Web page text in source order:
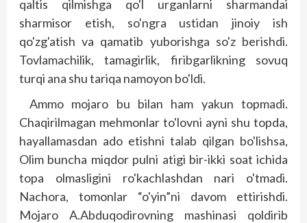
qaltis qilmishga qo'l urganlarni sharmandai
sharmisor etish, so'ngra ustidan jinoiy ish
qo'zg'atish va qamatib yuborishga so'z berishdi.
Tovlamachilik, tamagirlik, firibgarlikning sovuq
turqi ana shu tariqa namoyon bo'ldi.
Ammo mojaro bu bilan ham yakun topmadi.
Chaqirilmagan mehmonlar to'lovni ayni shu topda,
hayallamasdan ado etishni talab qilgan bo'lishsa,
Olim buncha miqdor pulni atigi bir-ikki soat ichida
topa olmasligini ro'kachlashdan nari o'tmadi.
Nachora, tomonlar “o'yin”ni davom ettirishdi.
Mojaro A.Abduqodirovning mashinasi qoldirib